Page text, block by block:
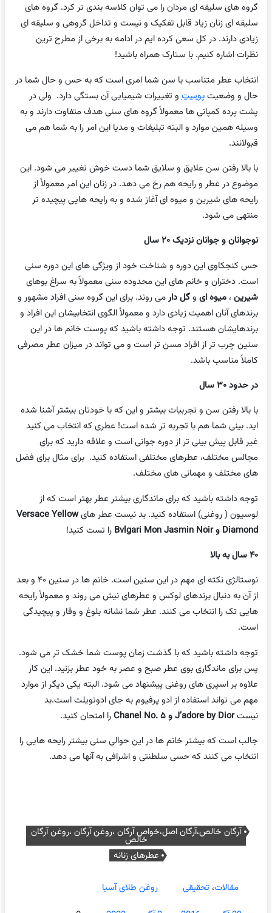
گروه های سلیقه ای مردان را می توان کلاسه بندی تر کرد. گروه های
سلیقه ای زنان زیاد قابل تفکیک و نیست و تداخل گروهی و سلیقه ای
زیادی دارند. در کل سعی کرده ایم در ادامه به برخی از مطرح ترین
نظرات اشاره کنیم. با ستارک همراه باشید!
انتخاب عطر متناسب با سن شما امری است که به حس و حال شما در
حال و وضعیتپوستو تغییرات شیمیایی آن بستگی دارد. ولی در
پشت پرده کمپانی ها معمولاً گروه های سنی هدف متفاوت دارند و به
وسیله همین موارد و البته تبلیغات و مدیا این امر را به شما هم می
قبولانند.
با بالا رفتن سن علایق و سلایق شما دست خوش تغییر می شود. این
موضوع در عطر و رایحه هم رخ می دهد. در زنان این امر معمولاً از
رایحه های شیرین و میوه ای آغاز شده و به رایحه هایی پیچیده تر
منتهی می شود.
نوجوانان و جوانان نزدیک۲۰سال
حس کنجکاوی این دوره و شناخت خود از ویژگی های این دوره سنی
است. دختران و خانم های این محدوده سنی معمولاً به سراغ بوهای
شیرین،میوه ایوگل دارمی روند. برای این گروه سنی افراد مشهور و
برندهای آنان اهمیت زیادی دارد و معمولاً الگوی انتخابیشان این افراد و
برندهایشان هستند. توجه داشته باشید که پوست خانم ها در این
سنین چرب تر از افراد مسن تر است و می تواند در میزان عطر مصرفی
کاملاً مناسب باشد.
در حدود۳۰سال
با بالا رفتن سن و تجربیات بیشتر و این که با خودتان بیشتر آشنا شده
اید. بینی شما هم با تجربه تر شده است! عطری که انتخاب می کنید
غیر قابل پیش بینی تر از دوره جوانی است و علاقه دارید که برای
مجالس مختلف، عطرهای مختلفی استفاده کنید. برای مثال برای فضل
های مختلف و مهمانی های مختلف.
توجه داشته باشید که برای ماندگاری بیشتر عطر بهتر است که از
لوسیون ( روغنی) استفاده کنید. بد نیست عطر هایVersace Yellow
DiamondوBvlgari Mon Jasmin Noirرا تست کنید!
۴۰سال به بالا
نوستالژی نکته ای مهم در این سنین است. خانم ها در سنین ۴۰ و بعد
از آن به دنبال برندهای لوکس و عطرهای نیش می روند و معمولاً رایحه
هایی تک را انتخاب می کنند. عطر شما نشانه بلوغ و وقار و پیچیدگی
است.
توجه داشته باشید که با گذشت زمان پوست شما خشک تر می شود.
پس برای ماندگاری بوی عطر صبح و عصر به خود عطر بزنید. این کار
علاوه بر اسپری های روغنی پیشنهاد می شود. البته یکی دیگر از موارد
مهم می تواند استفاده از ادو پرفیوم به جای ادوتویلت است.بد
نیستJ’adore by DiorوChanel No.۵
را امتحان کنید.
جالب است که بیشتر خانم ها در این حوالی سنی بیشتر رایحه هایی را
انتخاب می کنند که حسی سلطنتی و اشرافی به آنها می دهد.
آرگان خالص،آرگان اصل،خواص آرگان ،روغن آرگان ،روغن آرگان
خالص
عطرهای زنانه
مقالات،تحقیقی
روغن طلای آسیا